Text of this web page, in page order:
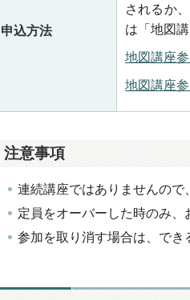
申込方法
されるか
は「地図
地図講座
地図講座
注意事項
連続講座ではありませんので
定員をオーバーした時のみ、
参加を取り消す場合は、でき